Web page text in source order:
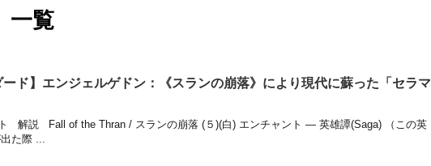
一覧
ード】エンジェルゲドン：《スランの崩落》により現代に蘇った「セラマ
解説 Fall of the Thran / スランの崩落 (５)(白) エンチャント — 英雄譚(Saga) （この英
た際 ...